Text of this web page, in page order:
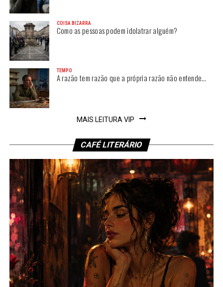
COISA BIZARRA
Como as pessoas podem idolatrar alguém?
TEMPO
A razão tem razão que a própria razão não entende…
MAIS LEITURA VIP
CAFÉ LITERÁRIO